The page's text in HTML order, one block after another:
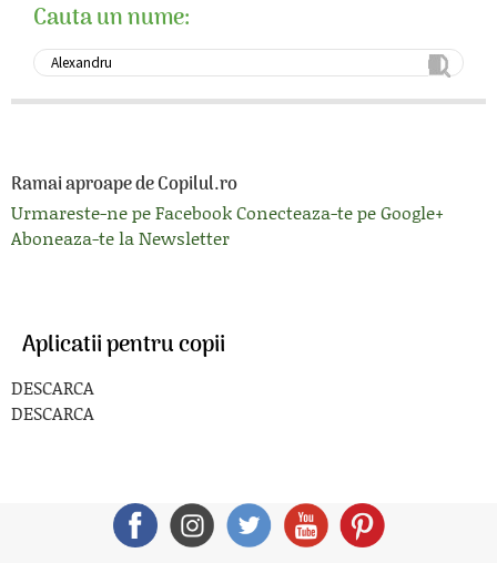
Cauta un nume:
Ramai aproape de Copilul.ro
Urmareste-ne pe FacebookConecteaza-te pe Google+
Aboneaza-te la Newsletter
Aplicatii pentru copii
DESCARCA
DESCARCA